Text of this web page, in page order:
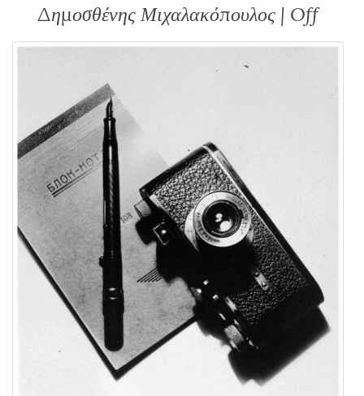
Δημοσθένης Μιχαλακόπουλος | Off